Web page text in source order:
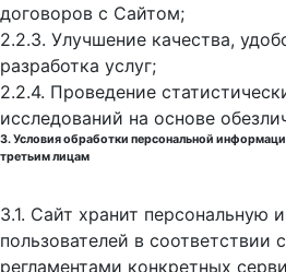
договоров с Сайтом;
2.2.3. Улучшение качества,
разработка услуг;
2.2.4. Проведение
исследований на основе
3. Условия обработки персональной
третьим лицам
3.1. Сайт хранит персональную
пользователей в соответствии
регламентами конкретных